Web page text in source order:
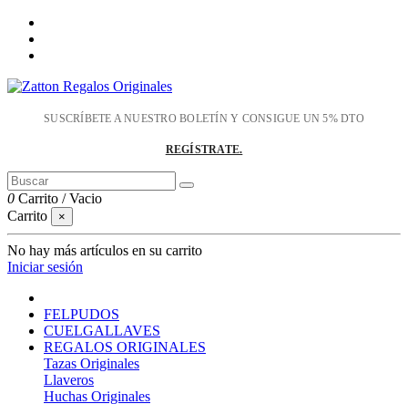
SUSCRÍBETE A NUESTRO BOLETÍN Y CONSIGUE UN 5% DTO
REGÍSTRATE.
0 Carrito /Vacio
Carrito
×
No hay más artículos en su carrito
Iniciar sesión
FELPUDOS
CUELGALLAVES
REGALOS ORIGINALES
Tazas Originales
Llaveros
Huchas Originales